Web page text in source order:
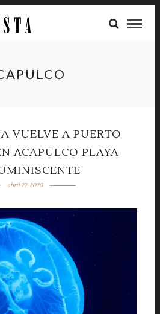
VUELVE A PUERTO
ACAPULCO PLAYA
abril 22, 2020